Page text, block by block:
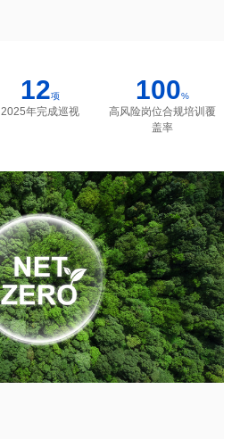
12项
2025年完成巡视
100%
高风险岗位合规培训覆
盖率